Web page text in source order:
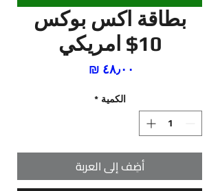
بطاقة اكس بوكس
10$ امريكي
الكمية *
أضِف إلى العربة